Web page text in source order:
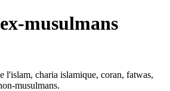
musulmans
l'islam, charia islamique, coran, fatwas,
musulmans.